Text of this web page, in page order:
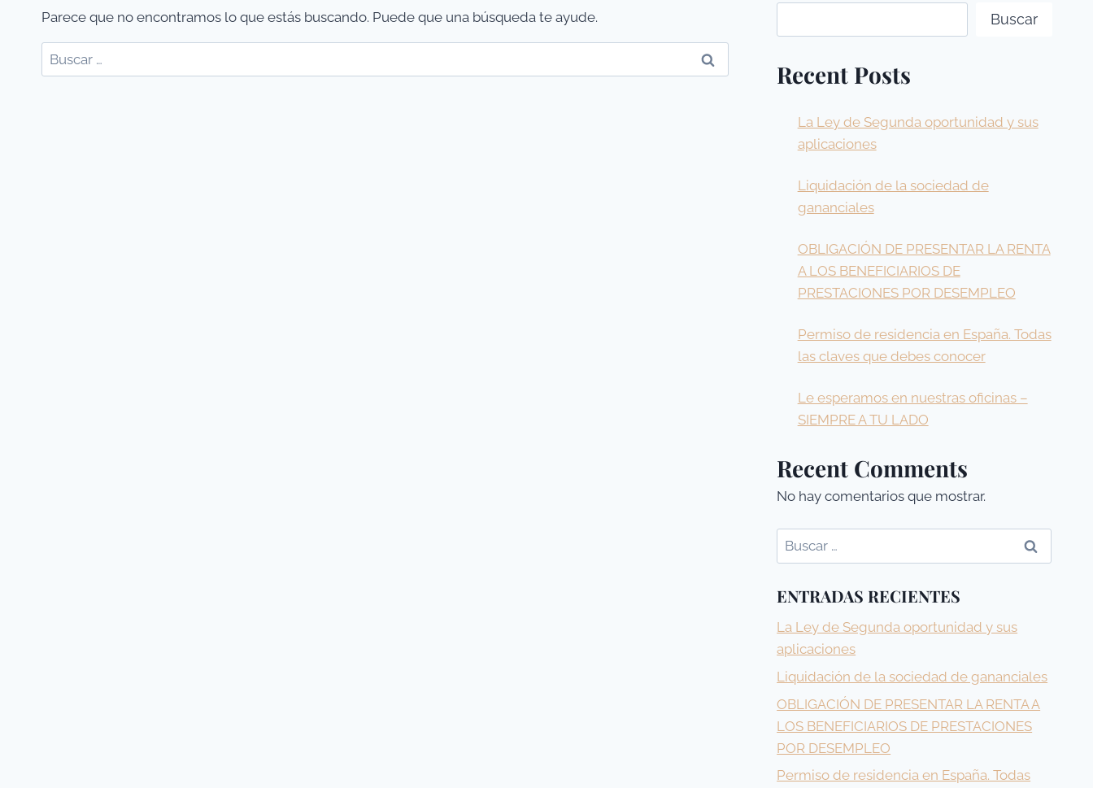
Parece que no encontramos lo que estás buscando. Puede que una búsqueda te ayude.
Buscar:
Buscar
Recent Posts
La Ley de Segunda oportunidad y sus
aplicaciones
Liquidación de la sociedad de
gananciales
OBLIGACIÓN DE PRESENTAR LA RENTA
A LOS BENEFICIARIOS DE
PRESTACIONES POR DESEMPLEO
Permiso de residencia en España. Todas
las claves que debes conocer
Le esperamos en nuestras oficinas –
SIEMPRE A TU LADO
Recent Comments
No hay comentarios que mostrar.
Buscar:
ENTRADAS RECIENTES
La Ley de Segunda oportunidad y sus
aplicaciones
Liquidación de la sociedad de gananciales
OBLIGACIÓN DE PRESENTAR LA RENTA A
LOS BENEFICIARIOS DE PRESTACIONES
POR DESEMPLEO
Permiso de residencia en España. Todas